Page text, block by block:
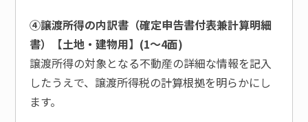
④譲渡所得の内訳書（確定申告書付表兼計算明細
書）【土地・建物用】(1～4面)
譲渡所得の対象となる不動産の詳細な情報を記入
したうえで、譲渡所得税の計算根拠を明らかにし
ます。